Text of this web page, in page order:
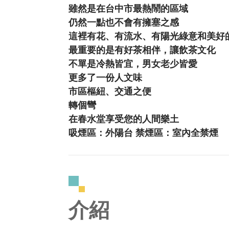
雖然是在台中市最熱鬧的區域
仍然一點也不會有擁塞之感
這裡有花、有流水、有陽光綠意和美好
最重要的是有好茶相伴，讓飲茶文化
不單是冷熱皆宜，男女老少皆愛
更多了一份人文味
市區樞紐、交通之便
轉個彎
在春水堂享受您的人間樂土
吸煙區：外陽台 禁煙區：室內全禁煙
介紹